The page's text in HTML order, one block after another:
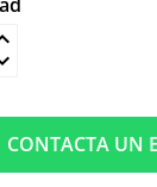
CONTACTA UN